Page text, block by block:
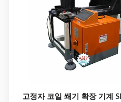
고정자 코일 쐐기 확장 기계